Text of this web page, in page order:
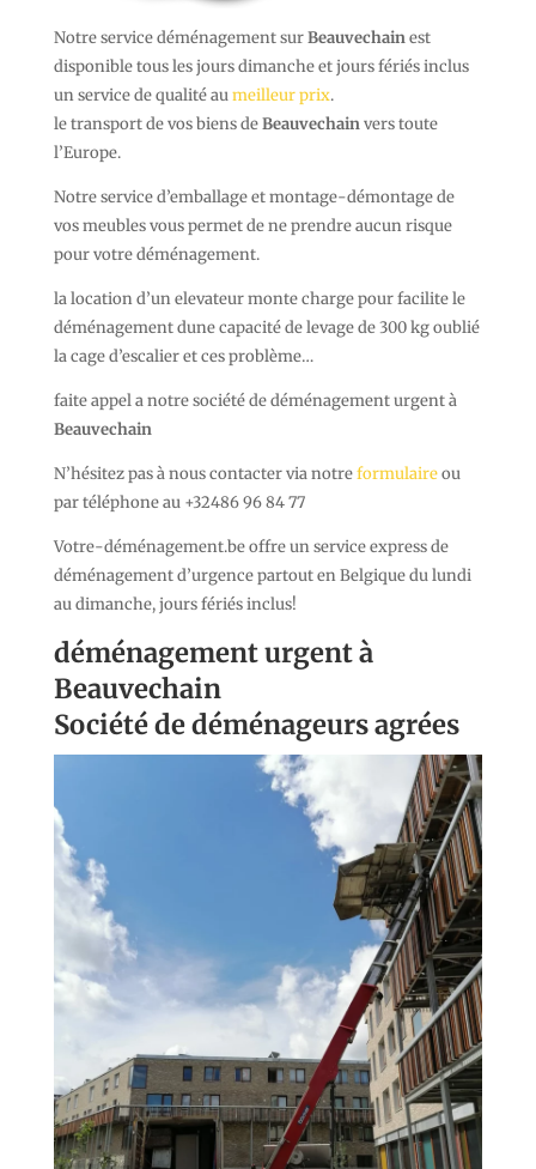
Notre service déménagement surBeauvechainest
disponible tous les jours dimanche et jours fériés inclus
un service de qualité aumeilleur prix.
le transport de vos biens deBeauvechainvers toute
l’Europe.
Notre service d’emballage et montage-démontage de
vos meubles vous permet de ne prendre aucun risque
pour votre déménagement.
la location d’un elevateur monte charge pour facilite le
déménagement dune capacité de levage de 300 kg oublié
la cage d’escalier et ces problème…
faite appel a notre société de déménagement urgent à
Beauvechain
N’hésitez pas à nous contacter via notreformulaireou
par téléphone au +32486 96 84 77
Votre-déménagement.be offre un service express de
déménagement d’urgence partout en Belgique du lundi
au dimanche, jours fériés inclus!
déménagement urgent à
Beauvechain
Société de déménageurs agrées